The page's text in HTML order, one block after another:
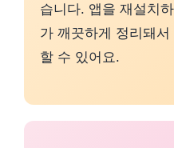
습니다. 앱을 재설치
가 깨끗하게 정리돼
할 수 있어요.